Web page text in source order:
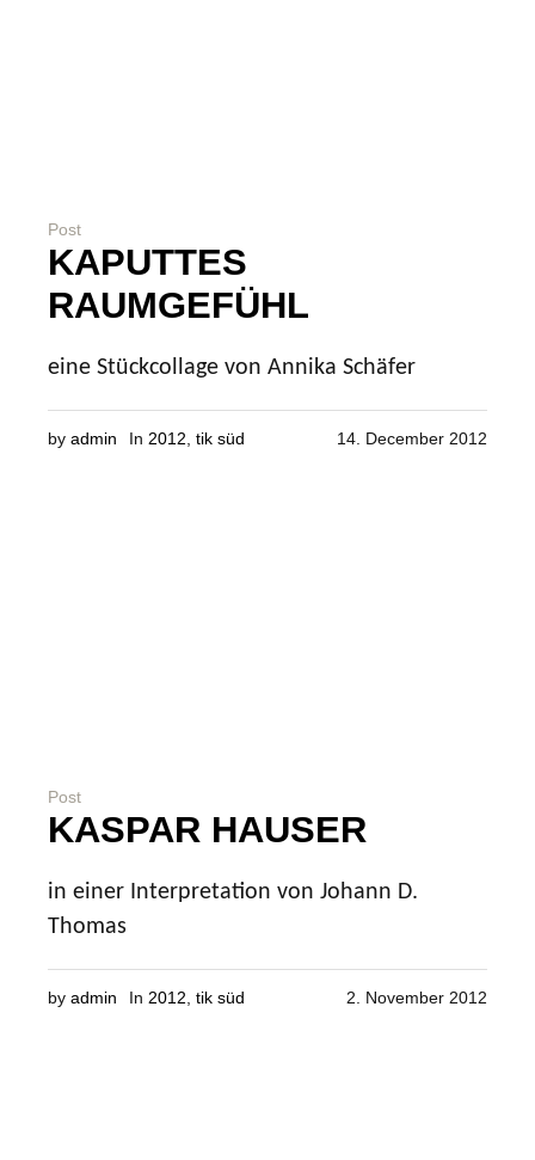
Post
KAPUTTES
RAUMGEFÜHL
eine Stückcollage von Annika Schäfer
14. December 2012
by admin In 2012 tik süd
Post
KASPAR HAUSER
in einer Interpretation von Johann D.
Thomas
2. November 2012
by admin In 2012 tik süd